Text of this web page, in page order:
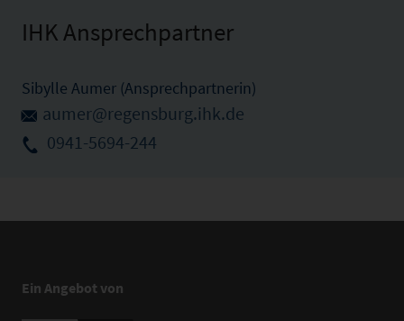
IHK Ansprechpartner
Sibylle Aumer (Ansprechpartnerin)
aumer@regensburg.ihk.de
0941-5694-244
Ein Angebot von